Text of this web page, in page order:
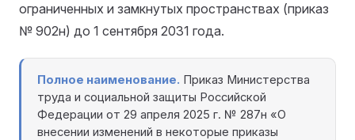
ограниченных и замкнутых пространствах (приказ
№ 902н) до 1 сентября 2031 года.
Полное наименование. Приказ Министерства
труда и социальной защиты Российской
Федерации от 29 апреля 2025 г. № 287н «О
внесении изменений в некоторые приказы